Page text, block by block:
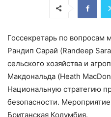
Госсекретарь по вопросам
Рандип Сарай (Randeep
сельского хозяйства и
Макдональда (Heath
Национальную стратегию
безопасности.
Британская Колумбия.